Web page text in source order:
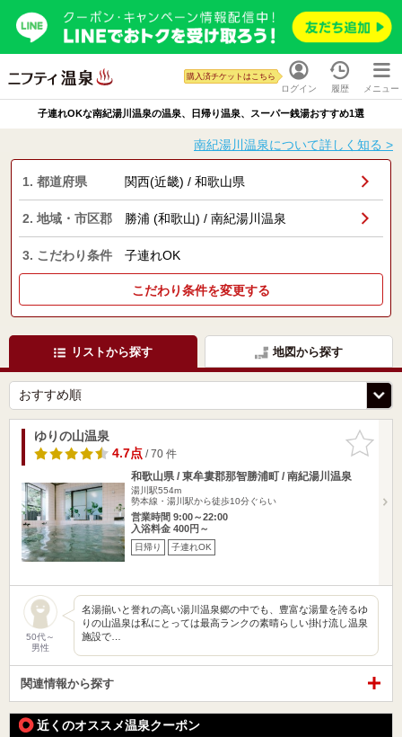
ログイン
購入済チケットはこちら
履歴 メニュー
子連れOKな南紀湯川温泉の温泉、日帰り温泉、スーパー銭湯おすすめ1選
南紀湯川温泉について詳しく知る >
1. 都道府県 関西(近畿) / 和歌山県
2. 地域・市区郡 勝浦 (和歌山) / 南紀湯川温泉
3. こだわり条件 子連れOK
こだわり条件を変更する
リストから探す 地図から探す
お気に入
りに追加
ゆりの山温泉
4.7点/ 70 件
和歌山県 / 東牟婁郡那智勝浦町 / 南紀湯川温泉
湯川駅554m
勢本線・湯川駅から徒歩10分ぐらい
営業時間 9:00～22:00
入浴料金 400円～
日帰り 子連れOK
50代～
男性
名湯揃いと誉れの高い湯川温泉郷の中でも、豊富な湯量を誇るゆ
りの山温泉は私にとっては最高ランクの素晴らしい掛け流し温泉
施設で…
関連情報から探す
近くのオススメ温泉クーポン